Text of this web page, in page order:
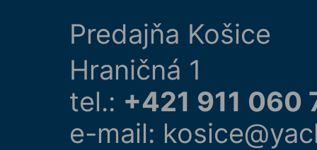
Predajňa Košice
Hraničná 1
tel.: +421 911 060
e-mail: